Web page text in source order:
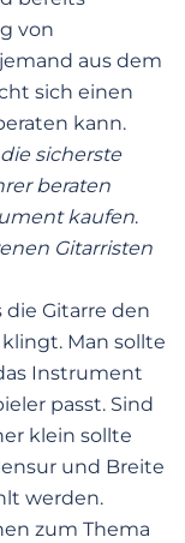
von
aus dem
sich einen
kann.
sicherste
beraten
kaufen.
Gitarristen
Gitarre den
Man sollte
Instrument
passt. Sind
klein sollte
und Breite
werden.
zum Thema